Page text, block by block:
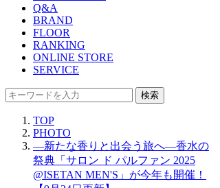
Q&A
BRAND
FLOOR
RANKING
ONLINE STORE
SERVICE
検索
TOP
PHOTO
―新たな香りと出会う旅へ―香水の
祭典「サロン ド パルファン 2025
@ISETAN MEN'S」が今年も開催！